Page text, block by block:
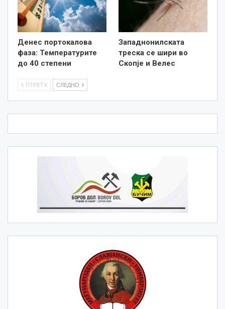
Денес портокалова
фаза: Температурите
до 40 степени
Западнонилската
треска се шири во
Скопје и Велес
ПТРЕТХ СЛЕДНО